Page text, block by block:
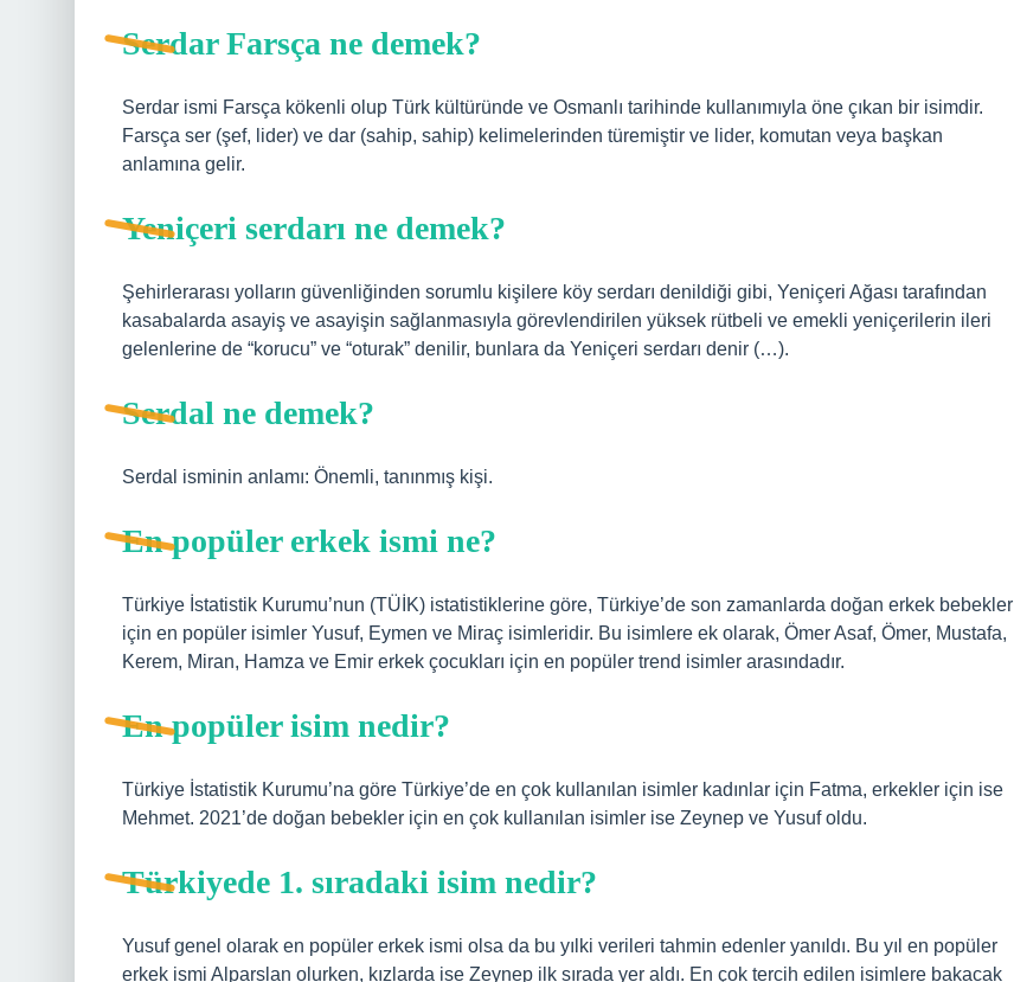
Serdar Farsça ne demek?
Serdar ismi Farsça kökenli olup Türk kültüründe ve Osmanlı tarihinde kullanımıyla öne çıkan bir isimdir.
Farsça ser (şef, lider) ve dar (sahip, sahip) kelimelerinden türemiştir ve lider, komutan veya başkan
anlamına gelir.
Yeniçeri serdarı ne demek?
Şehirlerarası yolların güvenliğinden sorumlu kişilere köy serdarı denildiği gibi, Yeniçeri Ağası tarafından
kasabalarda asayiş ve asayişin sağlanmasıyla görevlendirilen yüksek rütbeli ve emekli yeniçerilerin ileri
gelenlerine de “korucu” ve “oturak” denilir, bunlara da Yeniçeri serdarı denir (…).
Serdal ne demek?
Serdal isminin anlamı: Önemli, tanınmış kişi.
En popüler erkek ismi ne?
Türkiye İstatistik Kurumu’nun (TÜİK) istatistiklerine göre, Türkiye’de son zamanlarda doğan erkek bebekler
için en popüler isimler Yusuf, Eymen ve Miraç isimleridir. Bu isimlere ek olarak, Ömer Asaf, Ömer, Mustafa,
Kerem, Miran, Hamza ve Emir erkek çocukları için en popüler trend isimler arasındadır.
En popüler isim nedir?
Türkiye İstatistik Kurumu’na göre Türkiye’de en çok kullanılan isimler kadınlar için Fatma, erkekler için ise
Mehmet. 2021’de doğan bebekler için en çok kullanılan isimler ise Zeynep ve Yusuf oldu.
Türkiyede 1. sıradaki isim nedir?
Yusuf genel olarak en popüler erkek ismi olsa da bu yılki verileri tahmin edenler yanıldı. Bu yıl en popüler
erkek ismi Alparslan olurken, kızlarda ise Zeynep ilk sırada yer aldı. En çok tercih edilen isimlere bakacak